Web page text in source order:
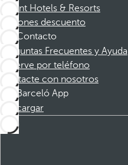
Dorint Hotels & Resorts
Cupones descuento
Contacto
Preguntas Frecuentes y Ayuda
Reserve por teléfono
Contacte con nosotros
Barceló App
Descargar